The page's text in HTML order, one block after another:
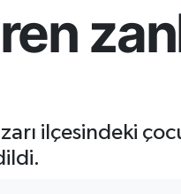
ilçesindeki